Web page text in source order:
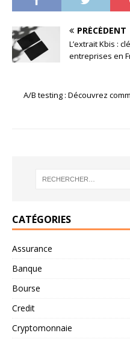
PRÉCÉDENT
L’extrait Kbis :
entreprises en
A/B testing : Découvrez
CATÉGORIES
Assurance
Banque
Bourse
Credit
Cryptomonnaie